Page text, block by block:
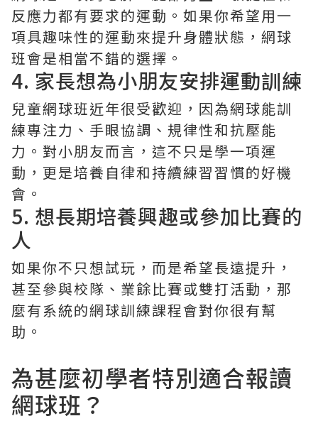
反應力都有要求的運動。如果你希望用一
項具趣味性的運動來提升身體狀態，網球
班會是相當不錯的選擇。
4. 家長想為小朋友安排運動訓練
兒童網球班近年很受歡迎，因為網球能訓
練專注力、手眼協調、規律性和抗壓能
力。對小朋友而言，這不只是學一項運
動，更是培養自律和持續練習習慣的好機
會。
5. 想長期培養興趣或參加比賽的
人
如果你不只想試玩，而是希望長遠提升，
甚至參與校隊、業餘比賽或雙打活動，那
麼有系統的網球訓練課程會對你很有幫
助。
為甚麼初學者特別適合報讀
網球班？